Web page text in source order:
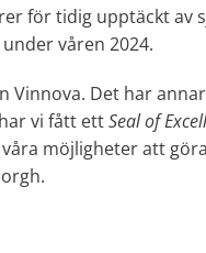
för tidig upptäckt av
våren 2024.
Vinnova. Det har
vi fått ettSeal of
möjligheter att